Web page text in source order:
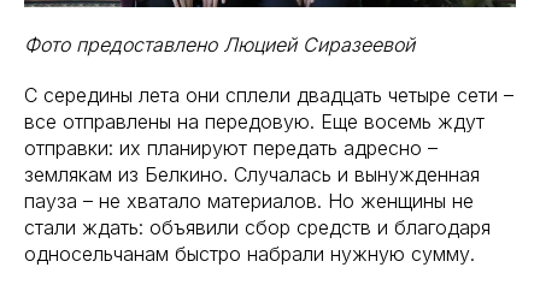
Фото предоставлено Люцией Сиразеевой
С середины лета они сплели двадцать четыре сети –
все отправлены на передовую. Еще восемь ждут
отправки: их планируют передать адресно –
землякам из Белкино. Случалась и вынужденная
пауза – не хватало материалов. Но женщины не
стали ждать: объявили сбор средств и благодаря
односельчанам быстро набрали нужную сумму.